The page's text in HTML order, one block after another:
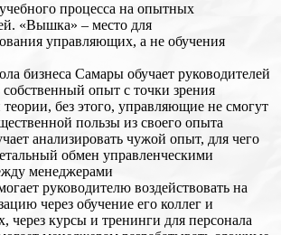
процесса на опытных
«Вышка» – место для
управляющих, а не обучения
бизнеса Самары обучает руководителей
опыт с точки зрения
без этого, управляющие не смогут
пользы из своего опыта
анализировать чужой опыт, для чего
обмен управленческими
менеджерами
руководителю воздействовать на
через обучение его коллег и
через курсы и тренинги для персонала